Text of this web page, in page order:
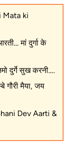
Mata ki
मां दुर्गा के
दुर्गे सुख करनी….
गौरी मैया, जय
Dev Aarti &